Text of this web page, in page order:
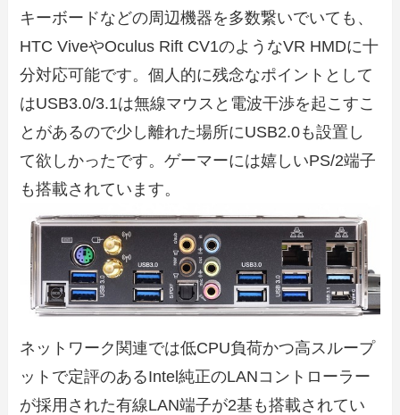
キーボードなどの周辺機器を多数繋いでいても、
HTC ViveやOculus Rift CV1のようなVR HMDに十
分対応可能です。個人的に残念なポイントとして
はUSB3.0/3.1は無線マウスと電波干渉を起こすこ
とがあるので少し離れた場所にUSB2.0も設置し
て欲しかったです。ゲーマーには嬉しいPS/2端子
も搭載されています。
ネットワーク関連では低CPU負荷かつ高スループ
ットで定評のあるIntel純正のLANコントローラー
が採用された有線LAN端子が2基も搭載されてい